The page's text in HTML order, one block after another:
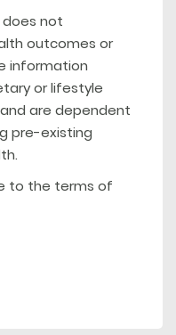
not
outcomes or
information
or lifestyle
are dependent
pre-existing
to the terms of